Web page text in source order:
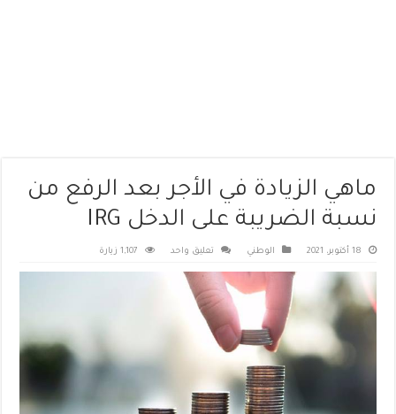
ماهي الزيادة في الأجر بعد الرفع من
نسبة الضريبة على الدخل IRG
18 أكتوبر، 2021 الوطني تعليق واحد 1,107 زيارة